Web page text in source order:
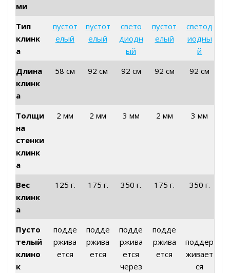
ми
Тип
клинк
а
пустот
елый
пустот
елый
свето
диодн
ый
пустот
елый
светод
иодны
й
Длина
клинк
а
58 см 92 см 92 см 92 см 92 см
Толщи
на
стенки
клинк
а
2 мм 2 мм 3 мм 2 мм 3 мм
Вес
клинк
а
125 г. 175 г. 350 г. 175 г. 350 г.
Пусто
телый
клино
к
подде
ржива
ется
подде
ржива
ется
подде
ржива
ется
через
подде
ржива
ется
поддер
живает
ся